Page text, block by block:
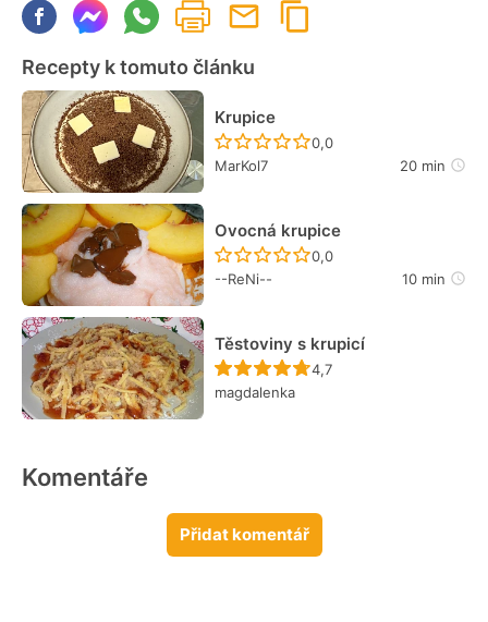
Recepty k tomuto článku
Krupice
Recept ještě nebyl
0,0
MarKol7
20 min
Ovocná krupice
Recept ještě nebyl
0,0
--ReNi--
10 min
Těstoviny s krupicí
Recept ještě nebyl
4,7
magdalenka
Komentáře
Přidat komentář